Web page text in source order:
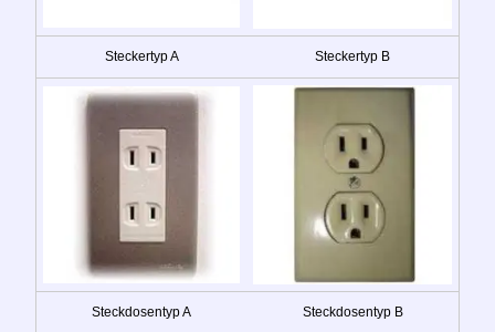
Steckertyp A Steckertyp B
Steckdosentyp A Steckdosentyp B